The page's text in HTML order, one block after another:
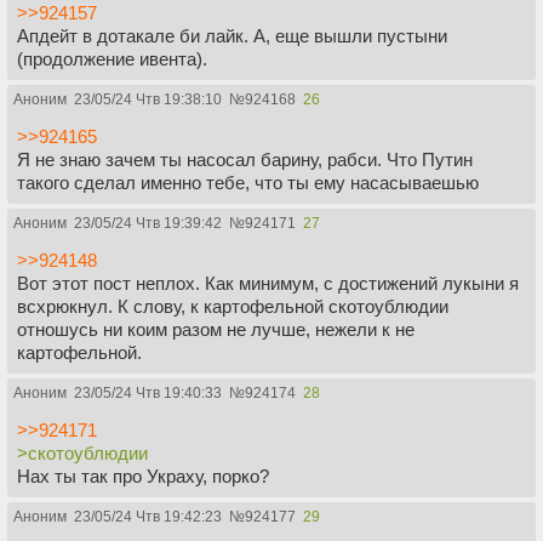
>>924157
Апдейт в дотакале би лайк. А, еще вышли пустыни
(продолжение ивента).
Аноним 23/05/24 Чтв 19:38:10 №924168 26
>>924165
Я не знаю зачем ты насосал барину, рабси. Что Путин
такого сделал именно тебе, что ты ему насасываешью
Аноним 23/05/24 Чтв 19:39:42 №924171 27
>>924148
Вот этот пост неплох. Как минимум, с достижений лукыни я
всхрюкнул. К слову, к картофельной скотоублюдии
отношусь ни коим разом не лучше, нежели к не
картофельной.
Аноним 23/05/24 Чтв 19:40:33 №924174 28
>>924171
>скотоублюдии
Нах ты так про Украху, порко?
Аноним 23/05/24 Чтв 19:42:23 №924177 29